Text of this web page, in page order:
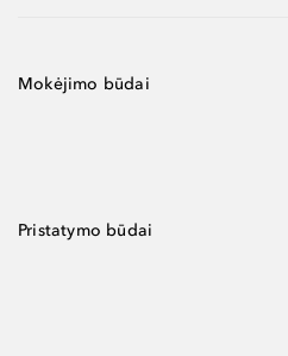
Mokėjimo būdai
Pristatymo būdai